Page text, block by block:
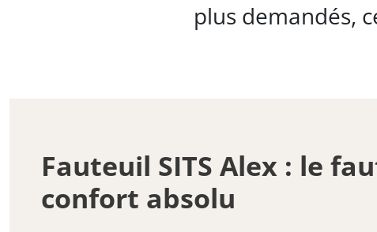
plus demandés,
Fauteuil SITS Alex : le
confort absolu